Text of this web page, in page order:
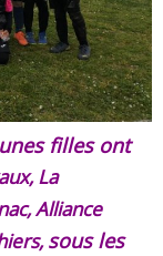
filles ont
La
Alliance
sous les